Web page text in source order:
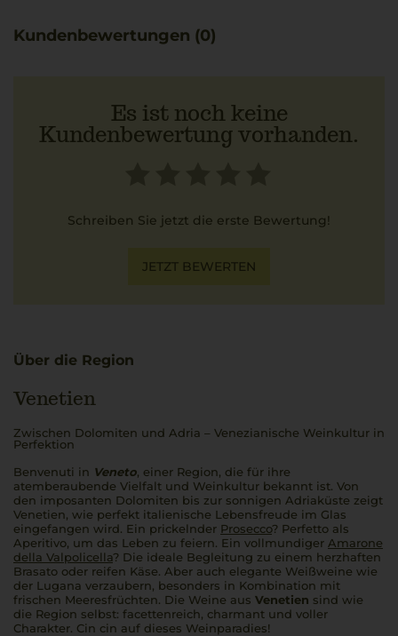
Kundenbewertungen (0)
Es ist noch keine
Kundenbewertung vorhanden.
Schreiben Sie jetzt die erste Bewertung!
JETZT BEWERTEN
Über die Region
Venetien
Zwischen Dolomiten und Adria – Venezianische Weinkultur in
Perfektion
Benvenuti in Veneto, einer Region, die für ihre
atemberaubende Vielfalt und Weinkultur bekannt ist. Von
den imposanten Dolomiten bis zur sonnigen Adriaküste zeigt
Venetien, wie perfekt italienische Lebensfreude im Glas
eingefangen wird. Ein prickelnder Prosecco? Perfetto als
Aperitivo, um das Leben zu feiern. Ein vollmundiger Amarone
della Valpolicella? Die ideale Begleitung zu einem herzhaften
Brasato oder reifen Käse. Aber auch elegante Weißweine wie
der Lugana verzaubern, besonders in Kombination mit
frischen Meeresfrüchten. Die Weine aus Venetien sind wie
die Region selbst: facettenreich, charmant und voller
Charakter. Cin cin auf dieses Weinparadies!